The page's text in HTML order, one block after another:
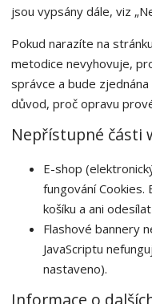
n
a
jsou vypsány dále, viz
Pokud narazíte na
metodice nevyhovuje,
správce a bude
důvod, proč opravu
Nepřístupné části
E-shop
fungování
košíku a ani
Flashové bannery
JavaScriptu
nastaveno).
Informace o